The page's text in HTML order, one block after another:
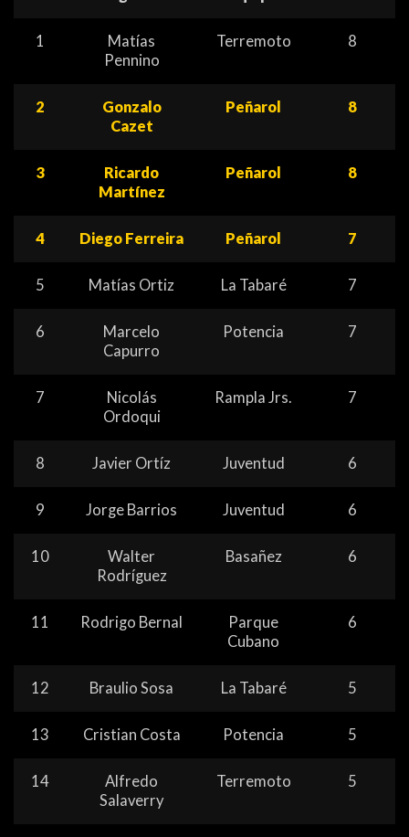
1
Matías
Pennino
Terremoto 8
2
Gonzalo
Cazet
Peñarol 8
3
Ricardo
Martínez
Peñarol 8
4 Diego Ferreira Peñarol 7
5 Matías Ortiz La Tabaré 7
6
Marcelo
Capurro
Potencia 7
7
Nicolás
Ordoqui
Rampla Jrs. 7
8 Javier Ortíz Juventud 6
9 Jorge Barrios Juventud 6
10
Walter
Rodríguez
Basañez 6
11 Rodrigo Bernal
Parque
Cubano
6
12 Braulio Sosa La Tabaré 5
13 Cristian Costa Potencia 5
14
Alfredo
Salaverry
Terremoto 5